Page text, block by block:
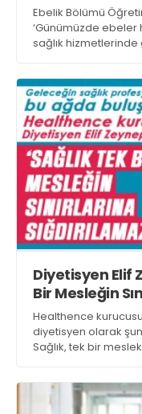
Ebelik Bölümü
‘Günümüzde
sağlık
ulaşabilmektedirler’
Diyetisyen Elif
Bir Mesleğin
Healthence
diyetisyen olarak
Sağlık, tek bir